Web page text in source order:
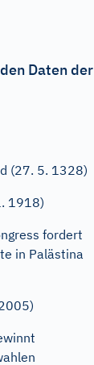
Daten der
(27. 5. 1328)
1918)
fordert
in Palästina